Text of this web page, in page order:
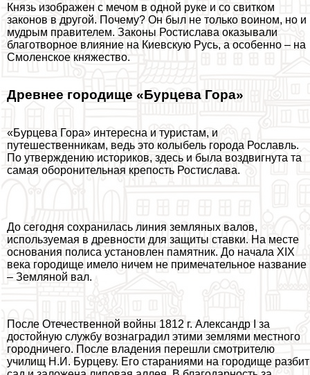
Князь изображен с мечом в одной руке и со свитком
законов в другой. Почему? Он был не только воином, но и
мудрым правителем. Законы Ростислава оказывали
благотворное влияние на Киевскую Русь, а особенно – на
Смоленское княжество.
Древнее городище «Бурцева Гора»
«Бурцева Гора» интересна и туристам, и
путешественникам, ведь это колыбель города Рославль.
По утверждению историков, здесь и была воздвигнута та
самая оборонительная крепость Ростислава.
До сегодня сохранилась линия земляных валов,
используемая в древности для защиты ставки. На месте
основания полиса установлен памятник. До начала XIX
века городище имело ничем не примечательное название
– Земляной вал.
После Отечественной войны 1812 г. Александр I за
достойную службу вознаградил этими землями местного
городничего. После владения перешли смотрителю
училищ Н.И. Бурцеву. Его стараниями на городище разбит